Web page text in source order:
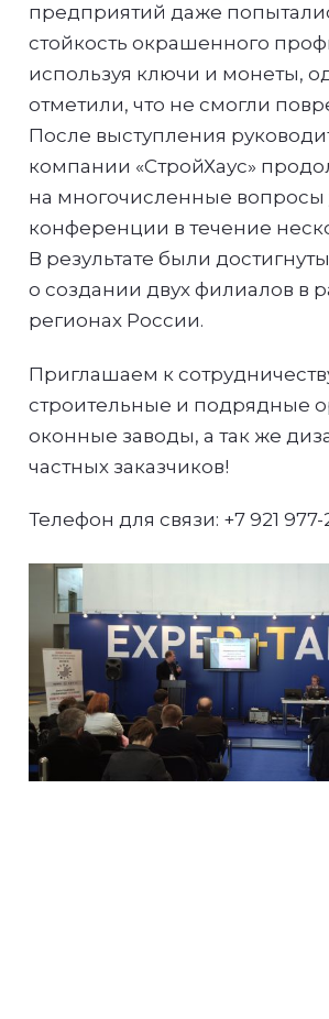
предприятий даже
стойкость окрашенного
используя ключи и монеты,
отметили, что не смогли
После выступления
компании «СтройХаус»
на многочисленные вопросы
конференции в течение
В результате были
о создании двух филиалов в
регионах России.
Приглашаем к
строительные и подрядные
оконные заводы, а так же
частных заказчиков!
Телефон для связи: +7 921 977-